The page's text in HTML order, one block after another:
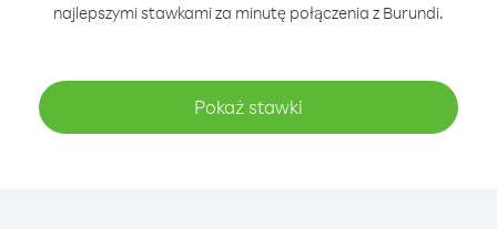
najlepszymi stawkami za minutę połączenia z Burundi.
Pokaż stawki